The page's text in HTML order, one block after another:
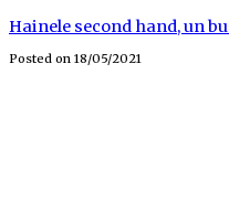
Hainele second hand, un
Posted on 18/05/2021